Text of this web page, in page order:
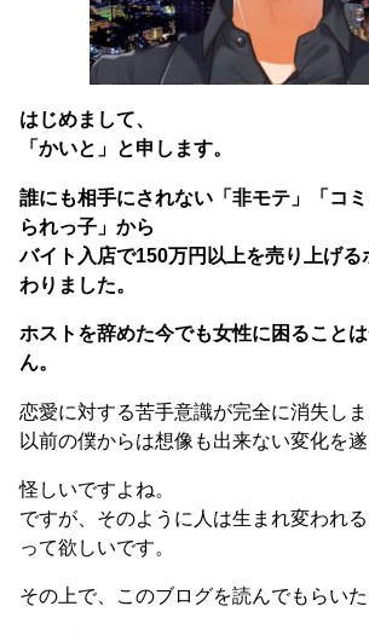
はじめまして、
「かいと」と申します。
誰にも相手にされない「非モテ」「コ
られっ子」から
バイト入店で150万円以上を売り上げ
わりました。
ホストを辞めた今でも女性に困ること
ん。
恋愛に対する苦手意識が完全に消失しま
以前の僕からは想像も出来ない変化を遂
怪しいですよね。
ですが、そのように人は生まれ変われ
って欲しいです。
その上で、このブログを読んでもらいた